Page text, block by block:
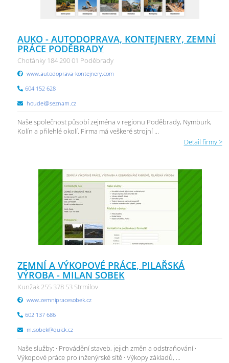
AUKO - AUTODOPRAVA, KONTEJNERY, ZEMNÍ
PRÁCE PODĚBRADY
Choťánky 184 290 01 Poděbrady
www.autodoprava-kontejnery.com
604 152 628
houdel@seznam.cz
Naše společnost působí zejména v regionu Poděbrady, Nymburk,
Kolín a přilehlé okolí. Firma má veškeré strojní ...
Detail firmy >
ZEMNÍ A VÝKOPOVÉ PRÁCE, PILAŘSKÁ
VÝROBA - MILAN SOBEK
Kunžak 255 378 53 Strmilov
www.zemnipracesobek.cz
602 137 686
m.sobek@quick.cz
Naše služby: · Provádění staveb, jejich změn a odstraňování ·
Výkopové práce pro inženýrské sítě · Výkopy základů, ...